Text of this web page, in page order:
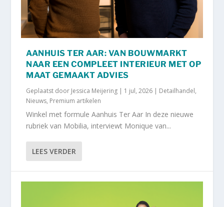
AANHUIS TER AAR: VAN BOUWMARKT
NAAR EEN COMPLEET INTERIEUR MET OP
MAAT GEMAAKT ADVIES
Geplaatst door Jessica Meijering | 1 jul, 2026 | Detailhandel,
Nieuws, Premium artikelen
Winkel met formule Aanhuis Ter Aar In deze nieuwe
rubriek van Mobilia, interviewt Monique van...
LEES VERDER